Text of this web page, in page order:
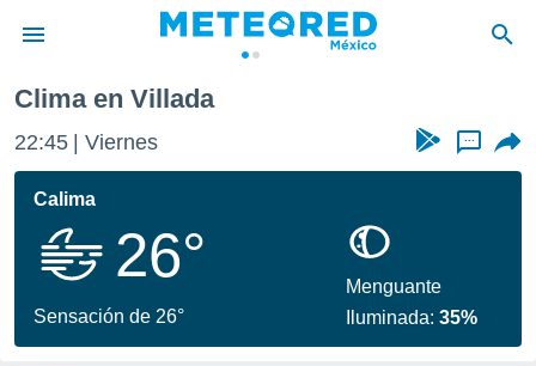
de
ha sido
calidad.
a este
las
Clima en Villada
22:45 Viernes ...
Calima
26°
Sensación de 26°
Menguante
Iluminada:35%